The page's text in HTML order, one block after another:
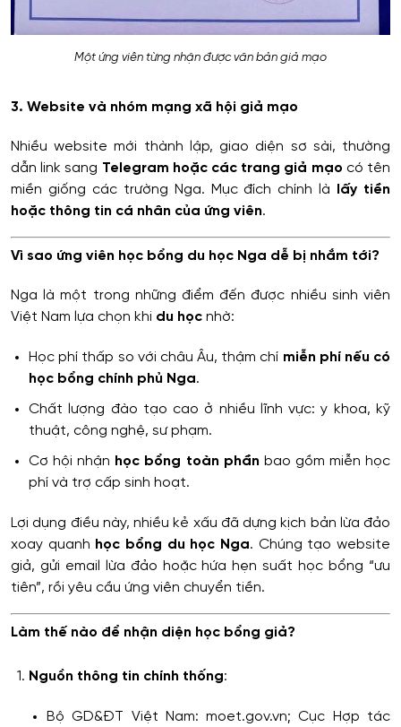
Một ứng viên từng nhận được văn bản giả mạo
3. Website và nhóm mạng xã hội giả mạo
Nhiều website mới thành lập, giao diện sơ sài, thường
dẫn link sang Telegram hoặc các trang giả mạo có tên
miền giống các trường Nga. Mục đích chính là
lấy tiền
hoặc thông tin cá nhân của ứng viên.
Vì sao ứng viên học bổng du học Nga dễ bị nhắm tới?
Nga là một trong những điểm đến được nhiều sinh viên
Việt Nam lựa chọn khi du học nhờ:
Học phí thấp so với châu Âu, thậm chí miễn phí nếu có
học bổng chính phủ Nga.
Chất lượng đào tạo cao ở nhiều lĩnh vực: y khoa, kỹ
thuật, công nghệ, sư phạm.
Cơ hội nhận học bổng toàn phần bao gồm miễn học
phí và trợ cấp sinh hoạt.
Lợi dụng điều này, nhiều kẻ xấu đã dựng kịch bản lừa đảo
xoay quanh học bổng du học Nga. Chúng tạo website
giả, gửi email lừa đảo hoặc hứa hẹn suất học bổng “ưu
tiên”, rồi yêu cầu ứng viên chuyển tiền.
Làm thế nào để nhận diện học bổng giả?
Nguồn thông tin chính thống:
Bộ GD&ĐT Việt Nam:moet.gov.vn; Cục Hợp tác